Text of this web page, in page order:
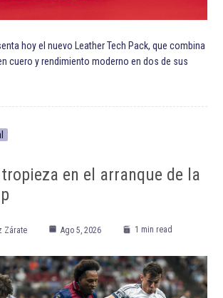
Destacada TOP Destacadas